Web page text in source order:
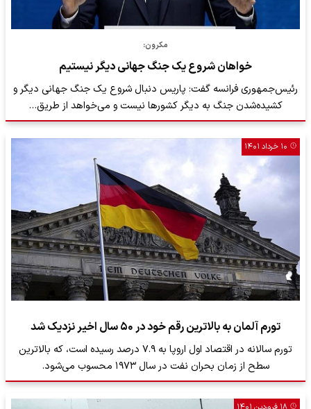
مکرون:
خواهان شروع یک جنگ جهانی دیگر نیستیم
رئیس‌جمهوری فرانسه گفت: پاریس دنبال شروع یک جنگ جهانی دیگر و
کشیده‌شدن جنگ به دیگر کشورها نیست و می‌خواهد از طریق…
۱۰ خرداد ۱۴۰۱
تورم آلمان به بالاترین رقم خود در ۵۰ سال اخیر نزدیک شد
تورم سالانه در اقتصاد اول اروپا به ۷.۹ درصد رسیده است، که بالاترین
سطح از زمان بحران نفت در سال ۱۹۷۳ محسوب می‌شود.